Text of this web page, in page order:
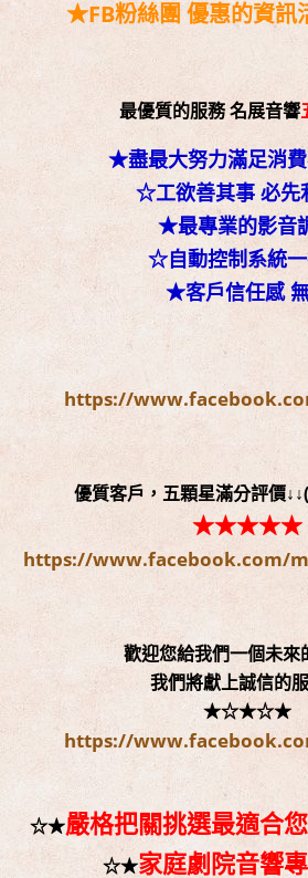
★FB粉絲團 優惠的資
最優質的服務 名展音響
★盡最大努力滿足消
☆工欲善其事 必先
★最專業的影音
☆自動控制系統
★客戶信任感
https://
優質客戶，五顆星滿分評價
★★★★★
https://www.facebook.com/
歡迎您給我們一個未來
我們將獻上誠信的
★☆★☆★
https://
☆★嚴格把關挑選最適合
☆★家庭劇院音響